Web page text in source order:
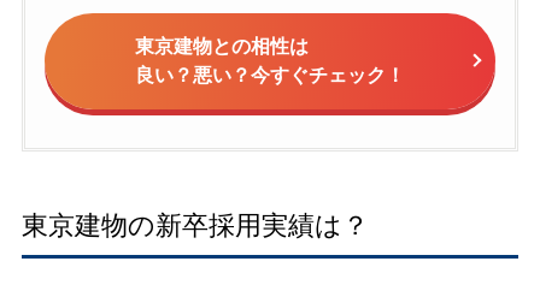
東京建物との相性は
良い？悪い？今すぐチェック！
東京建物の新卒採用実績は？